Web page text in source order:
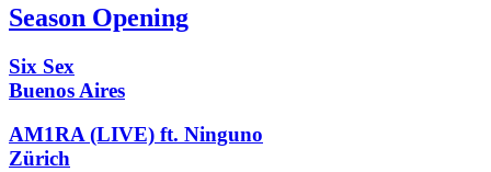
Season Opening
Six Sex
Buenos Aires
AM1RA (LIVE) ft. Ninguno
Zürich